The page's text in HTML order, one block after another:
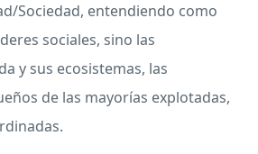
Sociedad, entendiendo como
sociales, sino las
y sus ecosistemas, las
de las mayorías explotadas,